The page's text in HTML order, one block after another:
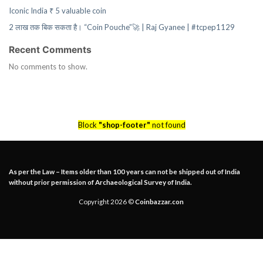
Iconic India ₹ 5 valuable coin
2 लाख तक बिक सकता है। “Coin Pouche”🚀 | Raj Gyanee | #tcpep1129
Recent Comments
No comments to show.
Block "shop-footer" not found
As per the Law – Items older than 100 years can not be shipped out of India
without prior permission of Archaeological Survey of India.
Copyright 2026 ©Coinbazzar.con